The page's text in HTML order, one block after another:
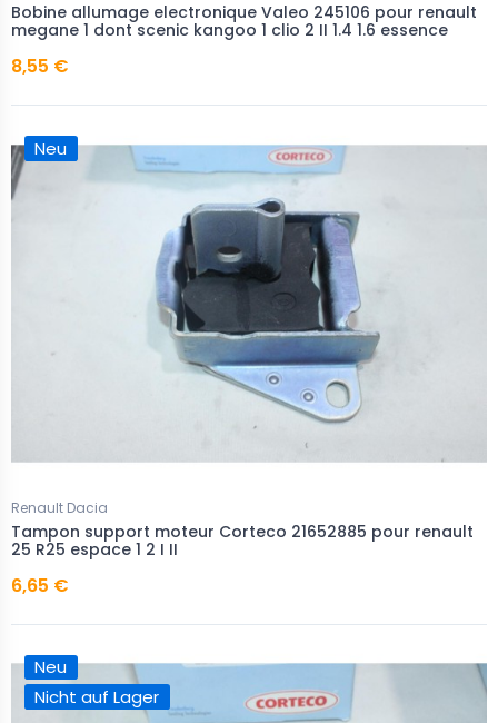
Bobine allumage electronique Valeo 245106 pour renault
megane 1 dont scenic kangoo 1 clio 2 II 1.4 1.6 essence
8,55 €
Neu
Renault Dacia
Tampon support moteur Corteco 21652885 pour renault
25 R25 espace 1 2 I II
6,65 €
Neu
Nicht auf Lager